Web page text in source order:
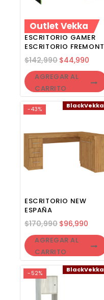
Outlet Vekka
ESCRITORIO GAMER
ESCRITORIO FREMONT
$142,990 $44,990
AGREGAR AL
CARRITO
-43% BlackVekka
ESCRITORIO NEW
ESPAÑA
$170,990 $96,990
AGREGAR AL
CARRITO
-52% BlackVekka